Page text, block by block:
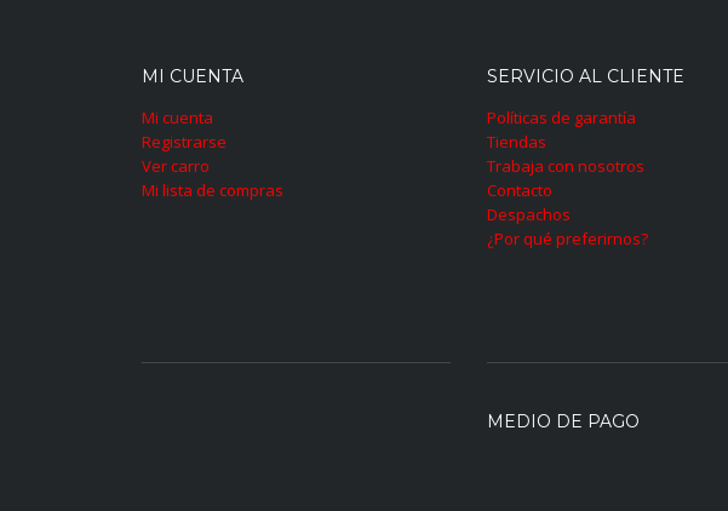
MI CUENTA
Mi cuenta
Registrarse
Ver carro
Mi lista de compras
SERVICIO AL CLIENTE
Políticas de garantía
Tiendas
Trabaja con nosotros
Contacto
Despachos
¿Por qué preferirnos?
MEDIO DE PAGO